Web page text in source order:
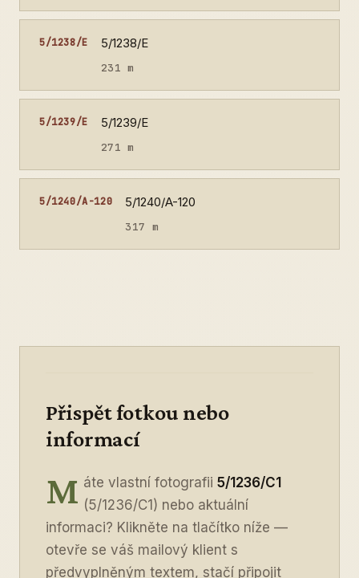
5/1238/E 5/1238/E
231 m
5/1239/E 5/1239/E
271 m
5/1240/A-120 5/1240/A-120
317 m
Přispět fotkou nebo
informací
M áte vlastní fotografii 5/1236/C1
(5/1236/C1) nebo aktuální
informaci? Klikněte na tlačítko níže —
otevře se váš mailový klient s
předvyplněným textem, stačí připojit